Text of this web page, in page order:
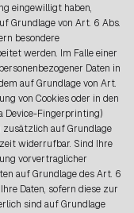
eingewilligt haben,
Grundlage von Art. 6 Abs.
besondere
werden. Im Falle einer
Daten in
auf Grundlage von Art.
von Cookies oder in den
Device-Fingerprinting)
auf Grundlage
widerrufbar. Sind Ihre
vorvertraglicher
auf Grundlage des Art. 6
Daten, sofern diese zur
sind auf Grundlage